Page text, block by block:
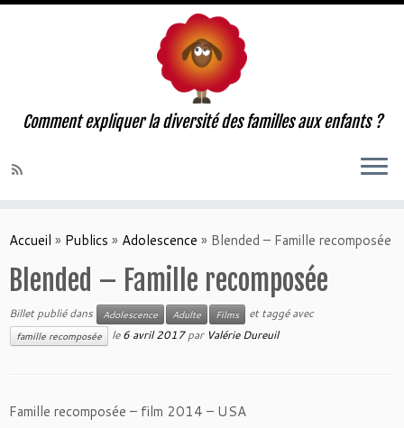
Comment expliquer la diversité des familles aux enfants ?
Accueil » Publics » Adolescence » Blended – Famille recomposée
Blended – Famille recomposée
Billet publié dans Adolescence Adulte Films et taggé avec
famille recomposée le6 avril 2017 par Valérie Dureuil
Famille recomposée – film 2014 – USA